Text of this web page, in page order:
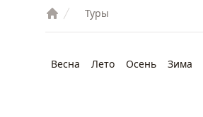
Туры
Весна Лето Осень Зима